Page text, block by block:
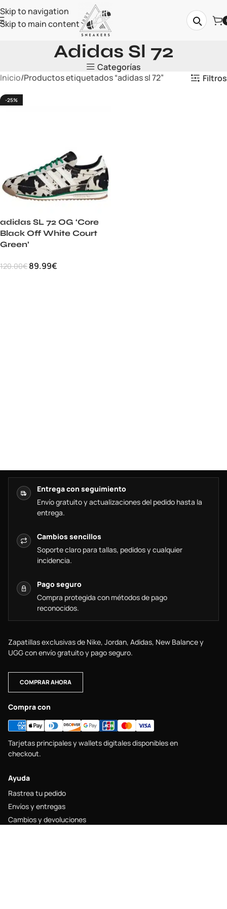
Skip to navigation
Skip to main content
Adidas Sl 72
Categorías
Inicio Productos etiquetados “adidas sl 72” Filtros
-25%
adidas SL 72 OG ‘Core
Black Off White Court
Green’
120.00€ 89.99€
Entrega con seguimiento
Envío gratuito y actualizaciones del pedido hasta la
entrega.
Cambios sencillos
Soporte claro para tallas, pedidos y cualquier
incidencia.
Pago seguro
Compra protegida con métodos de pago
reconocidos.
Zapatillas exclusivas de Nike, Jordan, Adidas, New Balance y
UGG con envío gratuito y pago seguro.
COMPRAR AHORA
Compra con
Tarjetas principales y wallets digitales disponibles en
checkout.
Ayuda
Rastrea tu pedido
Envíos y entregas
Cambios y devoluciones